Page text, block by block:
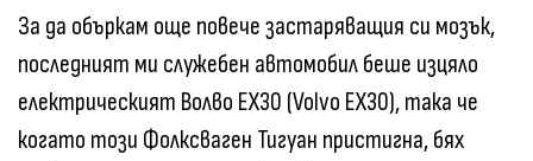
За да объркам още повече застаряващия си мозък,
последният ми служебен автомобил беше изцяло
електрическият Волво EX30 (Volvo EX30), така че
когато този Фолксваген Тигуан пристигна, бях